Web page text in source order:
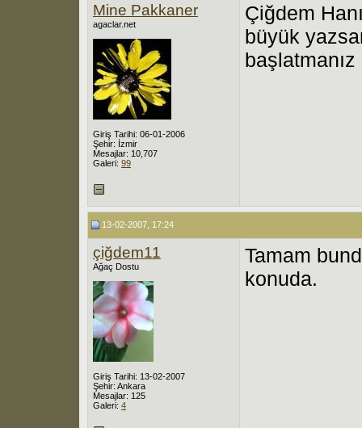
Mine Pakkaner
agaclar.net
Giriş Tarihi: 06-01-2006
Şehir: İzmir
Mesajlar: 10,707
Galeri: 99
Çiğdem
büyük
13-02-2007, 17:24
çiğdem11
Ağaç Dostu
Giriş Tarihi: 13-02-2007
Şehir: Ankara
Mesajlar: 125
Galeri: 4
Tamam
konuda.